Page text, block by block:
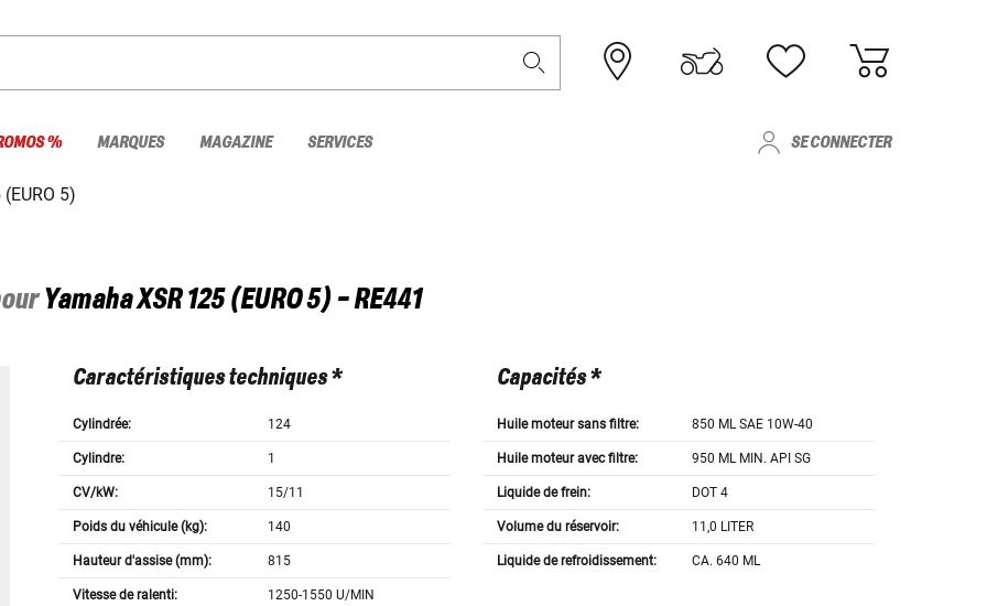
% MARQUES MAGAZINE SERVICES SE CONNECTER
5)
YamahaXSR 125 (EURO 5) - RE441
Caractéristiques techniques *
Cylindrée: 124
Cylindre: 1
CV/kW: 15/11
Poids du véhicule (kg): 140
Hauteur d'assise (mm): 815
Vitesse de ralenti: 1250-1550 U/MIN
Capacités *
Huile moteur sans filtre: 850 ML SAE 10W-40
Huile moteur avec filtre: 950 ML MIN. API SG
Liquide de frein: DOT 4
Volume du réservoir: 11,0 LITER
Liquide de refroidissement: CA. 640 ML